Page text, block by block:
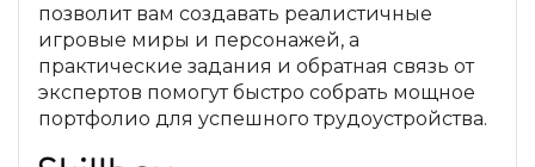
позволит вам создавать реалистичные
игровые миры и персонажей, а
практические задания и обратная связь от
экспертов помогут быстро собрать мощное
портфолио для успешного трудоустройства.